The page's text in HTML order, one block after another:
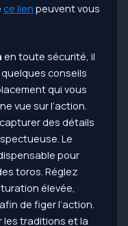
ce lien peuvent vous
en toute sécurité, il
conseils
qui vous
vue sur l’action.
des détails
Le
pour
toros. Réglez
élevée,
de figer l’action.
les traditions et la